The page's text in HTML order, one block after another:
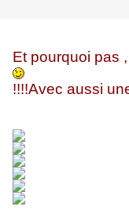
Et pourquoi pas
!!!!Avec aussi